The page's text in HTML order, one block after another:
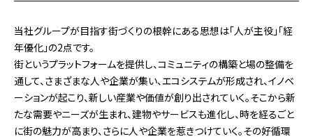
当社グループが目指す街づくりの根幹にある思想は「人が主役」「経
年優化」の2点です。
街というプラットフォームを提供し、コミュニティの構築と場の整備を
通して、さまざまな人や企業が集い、エコシステムが形成され、イノベ
ーションが起こり、新しい産業や価値が創り出されていく。そこから新
たな需要やニーズが生まれ、建物やサービスも進化し、時を経るごと
に街の魅力が高まり、さらに人や企業を惹きつけていく。その好循環